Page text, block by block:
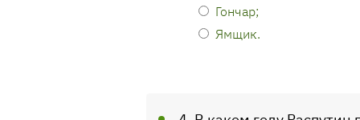
Гончар;
Ямщик.